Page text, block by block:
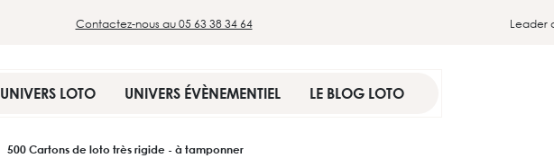
Contactez-nous au 05 63 38 34 64 Leader
UNIVERS LOTO UNIVERS ÉVÈNEMENTIEL LE BLOG LOTO
500 Cartons de loto très rigide - à tamponner